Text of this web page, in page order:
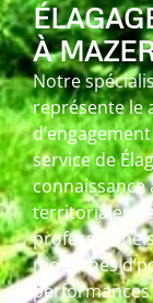
À
Notre
représente le
service de
territoriales
modernes